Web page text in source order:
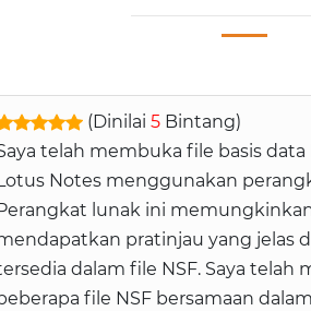
(Dinilai 5 Bintang)
telah membuka file basis data
Notes menggunakan
lunak ini
pratinjau yang jelas
dalam file NSF. Saya telah
file NSF bersamaan